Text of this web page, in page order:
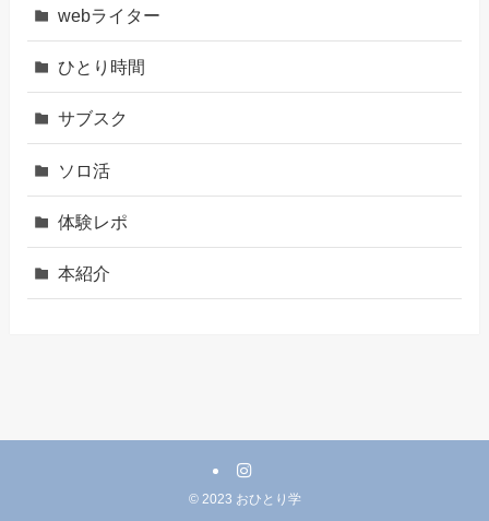
webライター
ひとり時間
サブスク
ソロ活
体験レポ
本紹介
©2023 おひとり学